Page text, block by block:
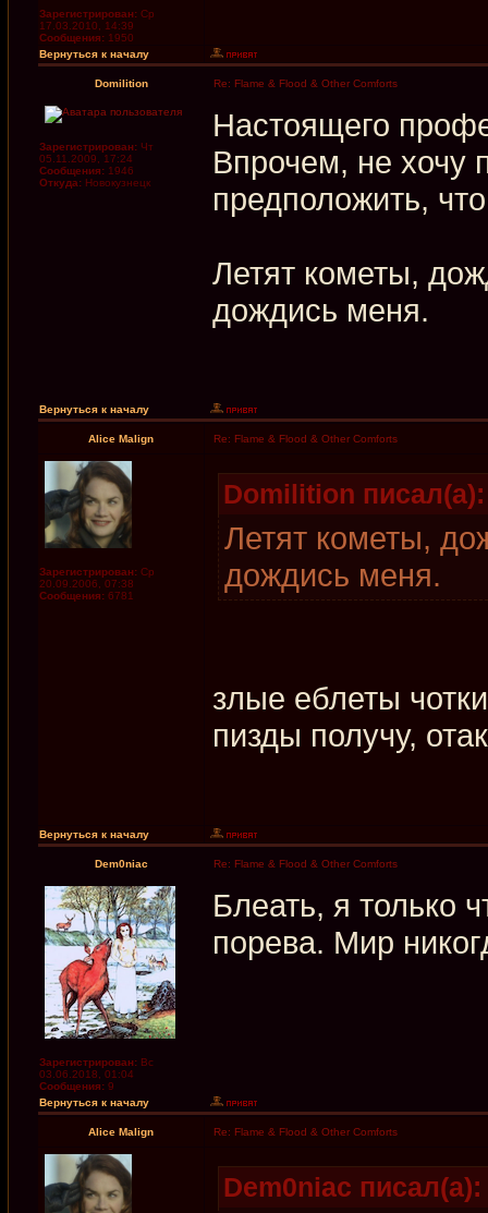
Зарегистрирован: Ср
17.03.2010, 14:39
Сообщения: 1950
Вернуться к началу
Domilition Re: Flame & Flood & Other Comforts
Зарегистрирован: Чт
05.11.2009, 17:24
Сообщения: 1946
Откуда: Новокузнецк
Настоящего
Впрочем, не хочу
предположить,
Летят кометы,
дождись меня.
Вернуться к началу
Alice Malign Re: Flame & Flood & Other Comforts
Зарегистрирован: Ср
20.09.2006, 07:38
Сообщения: 6781
Domilition писал(а):
Летят кометы,
дождись меня.
злые еблеты
пизды получу,
Вернуться к началу
Dem0niac Re: Flame & Flood & Other Comforts
Зарегистрирован: Вс
03.06.2018, 01:04
Сообщения: 9
Блеать, я только
порева. Мир
Вернуться к началу
Alice Malign Re: Flame & Flood & Other Comforts
Dem0niac писал(а):